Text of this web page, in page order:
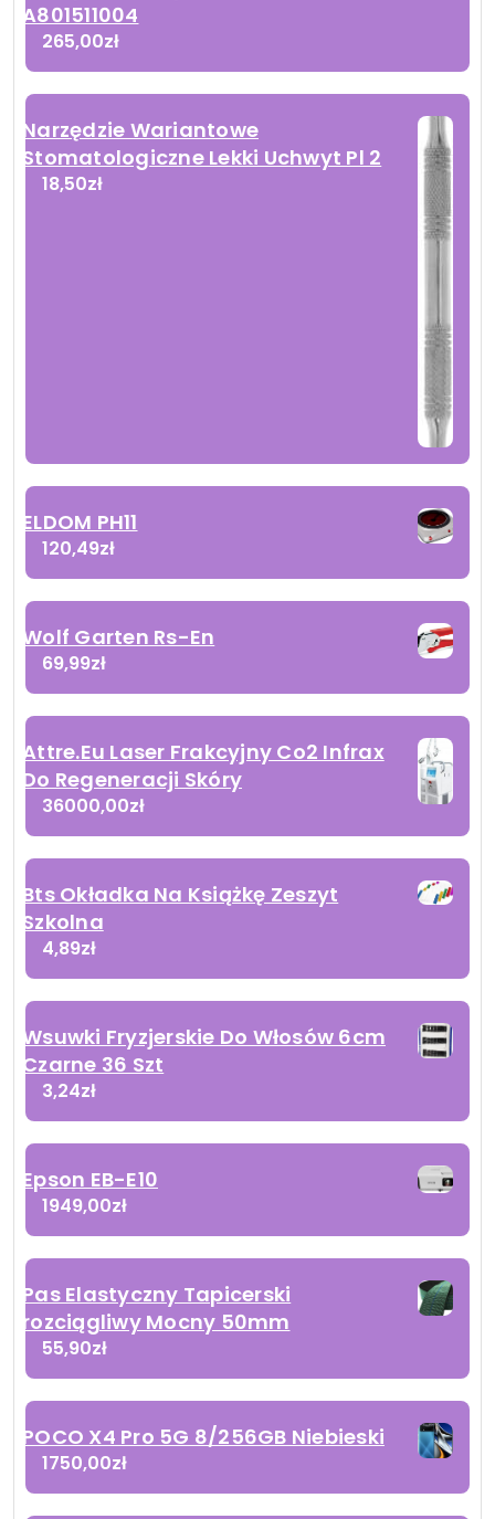
A801511004
265,00zł
Narzędzie Wariantowe
Stomatologiczne Lekki Uchwyt Pl 2
18,50zł
ELDOM PH11
120,49zł
Wolf Garten Rs-En
69,99zł
Attre.Eu Laser Frakcyjny Co2 Infrax
Do Regeneracji Skóry
36000,00zł
Bts Okładka Na Książkę Zeszyt
Szkolna
4,89zł
Wsuwki Fryzjerskie Do Włosów 6cm
Czarne 36 Szt
3,24zł
Epson EB-E10
1949,00zł
Pas Elastyczny Tapicerski
rozciągliwy Mocny 50mm
55,90zł
POCO X4 Pro 5G 8/256GB Niebieski
1750,00zł